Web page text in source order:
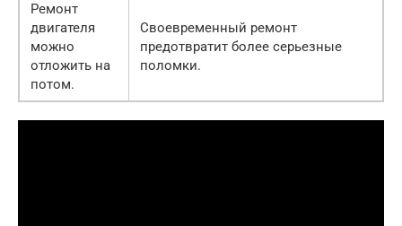
Ремонт
двигателя
можно
отложить на
потом.
Своевременный ремонт
предотвратит более серьезные
поломки.